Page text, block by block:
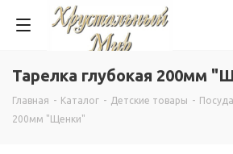
Тарелка глубокая 200мм
Главная - Каталог - Детские товары - Посуда
200мм "Щенки"